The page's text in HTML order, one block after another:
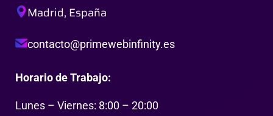
Madrid, España
contacto@primewebinfinity.es
Horario de Trabajo:
Lunes – Viernes: 8:00 – 20:00